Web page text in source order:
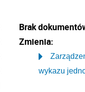
Brak
Zmienia:
wykazu